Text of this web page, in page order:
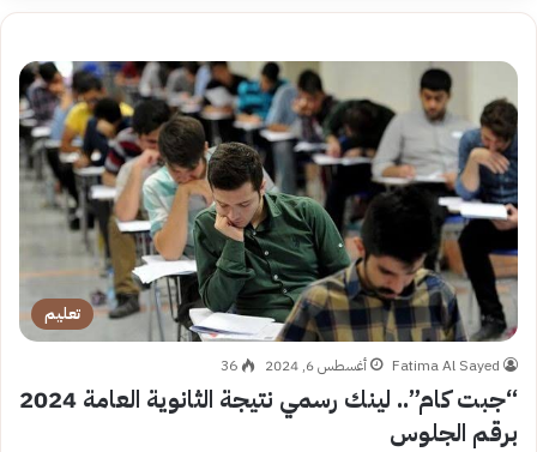
تعليم
Fatima Al Sayed أغسطس 6, 2024 36
“جبت كام”.. لينك رسمي نتيجة الثانوية العامة 2024
برقم الجلوس